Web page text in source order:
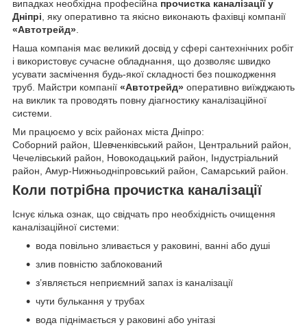
випадках необхідна професійна прочистка каналізації у
Дніпрі , яку оперативно та якісно виконають фахівці компанії
«Автотрейд»
Наша компанія має великий досвід у сфері сантехнічних робіт
і використовує сучасне обладнання, що дозволяє швидко
усувати засмічення будь-якої складності без пошкодження
труб. Майстри компанії «Автотрейд» оперативно виїжджають
на виклик та проводять повну діагностику каналізаційної
системи.
Ми працюємо у всіх районах міста Дніпро:
Соборний район, Шевченківський район, Центральний район,
Чечелівський район, Новокодацький район, Індустріальний
район, Амур-Нижньодніпровський район, Самарський район.
Коли потрібна прочистка каналізації
Існує кілька ознак, що свідчать про необхідність очищення
каналізаційної системи:
вода повільно зливається у раковині, ванні або душі
злив повністю заблокований
з’являється неприємний запах із каналізації
чути булькання у трубах
вода піднімається у раковині або унітазі